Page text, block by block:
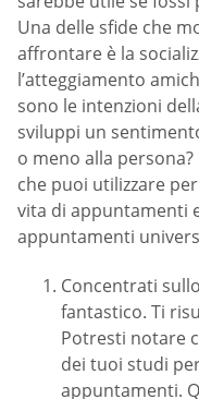
Una delle sfide che
affrontare è la
l’atteggiamento
sono le intenzioni
sviluppi un
o meno alla persona?
che puoi utilizzare
vita di appuntamenti
appuntamenti
Concentrati
fantastico. Ti
Potresti notare
dei tuoi studi
appuntamenti.